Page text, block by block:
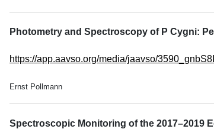
Photometry and Spectroscopy of P Cygni:
https://app.aavso.org/media/jaavso/
Ernst Pollmann
Spectroscopic Monitoring of the 2017–2019